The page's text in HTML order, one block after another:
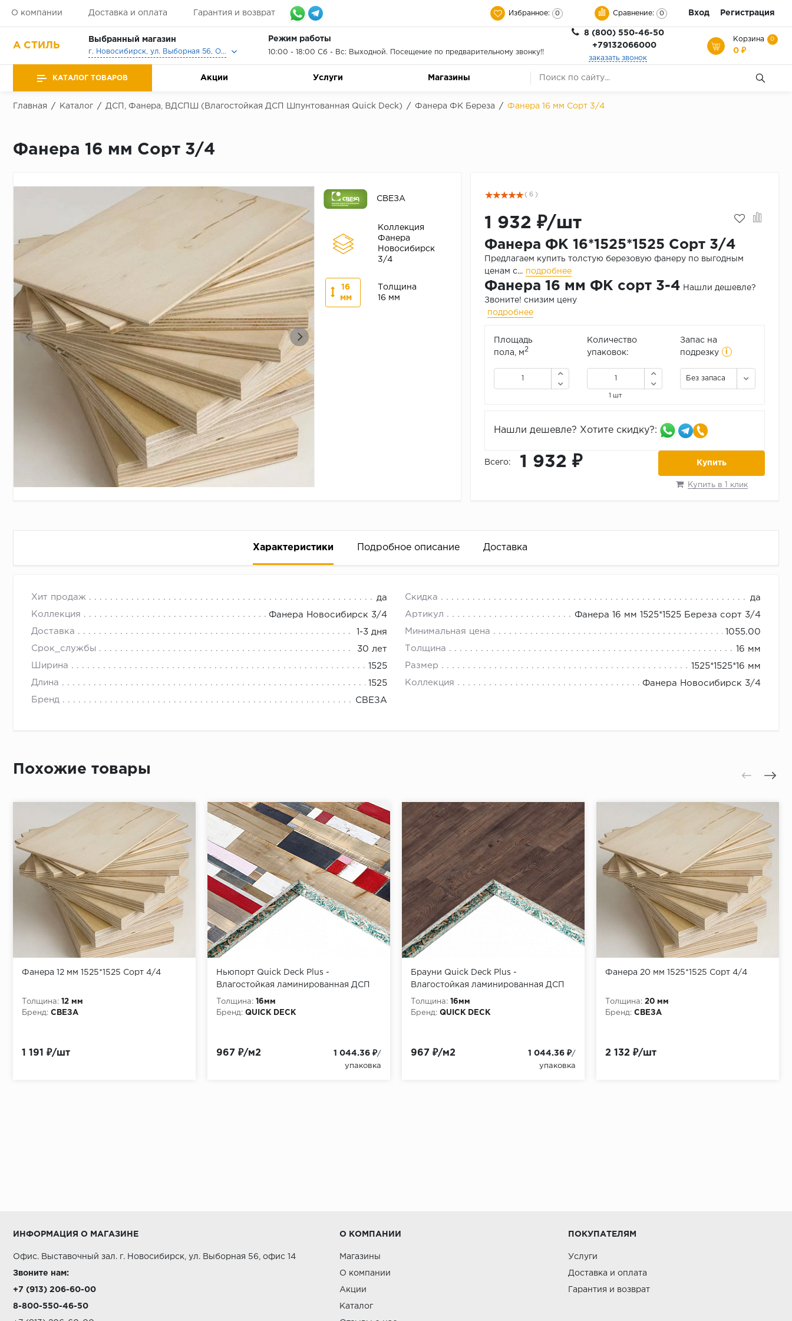
О компании Доставка и оплата Гарантия и возврат Избранное: 0 Сравнение: 0 Вход Регистрация
А СТИЛЬ
Выбранный магазин
г. Новосибирск, ул. Выборная 56, Офис, Выставочный зал
Режим работы
10:00 - 18:00 Сб - Вс: Выходной. Посещение по предварительному звонку!!
8 (800) 550-46-50
+79132066000
заказать звонок
Корзина 0
0 ₽
КАТАЛОГ ТОВАРОВ Акции Услуги Магазины
Главная / Каталог / ДСП, Фанера, ВДСПШ (Влагостойкая ДСП Шпунтованная Quick Deck) / Фанера ФК Береза / Фанера 16 мм Сорт 3/4
Фанера 16 мм Сорт 3/4
СВЕЗА
Коллекция
Фанера
Новосибирск
3/4
16
мм
Толщина
16 мм
( 6 )
1 932 ₽/шт
Фанера ФК 16*1525*1525 Сорт 3/4
Предлагаем купить толстую березовую фанеру по выгодным
ценам с... подробнее
Фанера 16 мм ФК сорт 3-4 Нашли дешевле?
Звоните! снизим цену
подробнее
Площадь
пола, м2
Количество
упаковок:
1 шт
Запас на
подрезку
i
Без запаса
Нашли дешевле? Хотите скидку?:
Всего: 1 932 ₽ Купить
Купить в 1 клик
Характеристики Подробное описание Доставка
Хит продаж да Скидка да
Коллекция Фанера Новосибирск 3/4 Артикул Фанера 16 мм 1525*1525 Береза сорт 3/4
Доставка 1-3 дня Минимальная цена 1055.00
Срок_службы 30 лет Толщина 16 мм
Ширина 1525 Размер 1525*1525*16 мм
Длина 1525 Коллекция Фанера Новосибирск 3/4
Бренд СВЕЗА
Похожие товары
Фанера 12 мм 1525*1525 Сорт 4/4
Толщина: 12 мм
Бренд: СВЕЗА
1 191 ₽/шт
Ньюпорт Quick Deck Plus -
Влагостойкая ламинированная ДСП
33 класса, 1200*900*16 мм (шип-паз)
1,08 м2
Толщина: 16мм
Бренд: QUICK DECK
967 ₽/м2 1 044.36 ₽/
упаковка
Брауни Quick Deck Plus -
Влагостойкая ламинированная ДСП
33 класса, 1200*900*16 мм (шип-паз)
1,08 м2
Толщина: 16мм
Бренд: QUICK DECK
967 ₽/м2 1 044.36 ₽/
упаковка
Фанера 20 мм 1525*1525 Сорт 4/4
Толщина: 20 мм
Бренд: СВЕЗА
2 132 ₽/шт
ИНФОРМАЦИЯ О МАГАЗИНЕ
Офис. Выставочный зал. г. Новосибирск, ул. Выборная 56, офис 14
Звоните нам:
+7 (913) 206-60-00
8-800-550-46-50
О КОМПАНИИ
Магазины
О компании
Акции
Каталог
ПОКУПАТЕЛЯМ
Услуги
Доставка и оплата
Гарантия и возврат